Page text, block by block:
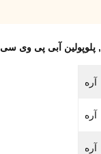
, پلوپولین آبی پی وی سی 1000D
آره
آره
آره